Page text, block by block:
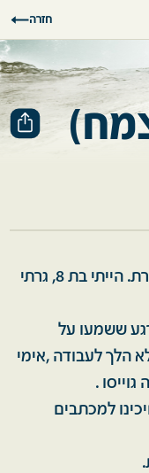
חזרה
אני רוצה לספר על מלחמה מזווית אחרת. הייתי בת 8, גרתי
ששמעו על
הלך לעבודה ,אימי
.
למכתבים